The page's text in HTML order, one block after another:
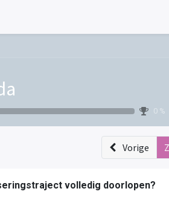
0 %
Vorige
volledig doorlopen?